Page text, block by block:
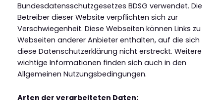
Bundesdatensschutzgesetzes BDSG verwendet. Die
Betreiber dieser Website verpflichten sich zur
Verschwiegenheit. Diese Webseiten können Links zu
Webseiten anderer Anbieter enthalten, auf die sich
diese Datenschutzerklärung nicht erstreckt. Weitere
wichtige Informationen finden sich auch in den
Allgemeinen Nutzungsbedingungen.
Arten der verarbeiteten Daten: